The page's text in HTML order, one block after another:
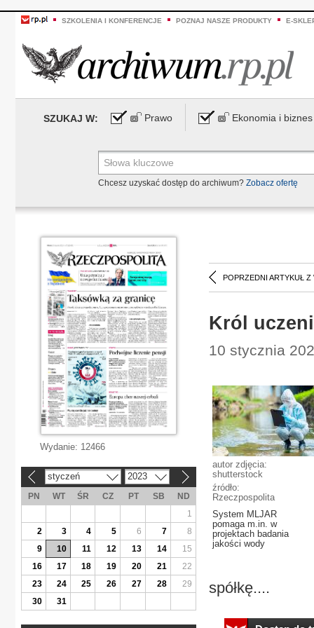
SZKOLENIA I KONFERENCJE POZNAJ NASZE PRODUKTY E-
SZUKAJ W: Prawo Ekonomia i biznes
Chcesz uzyskać dostęp do archiwum? Zobacz ofertę
POPRZEDNI ARTYKUŁ Z
Król
10 stycznia
autor zdjęcia:
shutterstock
źródło:
Rzeczpospolita
System MLJAR
pomaga m.in. w
projektach badania
jakości wody
spółkę....
Wydanie: 12466
styczeń 2023
PN WT ŚR CZ PT SB
ND
1
2
3 4 5 6 7
8
9
10 11 12 13 14
15
16
17 18 19 20 21
22
23
24 25 26 27 28
29
30
31